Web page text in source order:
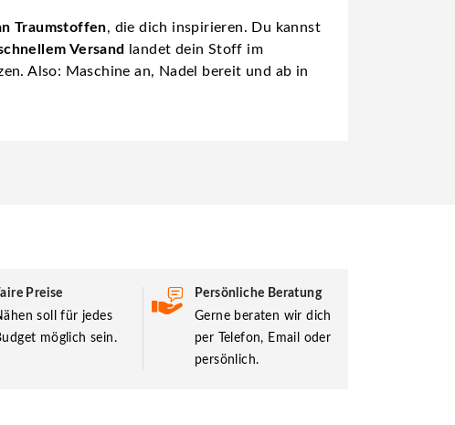
Traumstoffen, die dich inspirieren. Du kannst
Versand
landet dein Stoff im
Also: Maschine an, Nadel bereit und ab in
Preise
soll für jedes
möglich sein.
Persönliche Beratung
Gerne beraten wir dich
per Telefon, Email oder
persönlich.